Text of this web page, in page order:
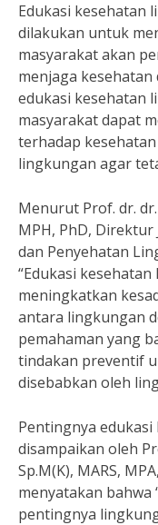
Edukasi kesehatan
dilakukan untuk
masyarakat akan
menjaga
edukasi kesehatan
masyarakat dapat
terhadap
lingkungan agar
Menurut Prof. dr.
MPH, PhD,
dan Penyehatan
“Edukasi
meningkatkan
antara lingkungan
pemahaman yang
tindakan preventif
disebabkan oleh
Pentingnya
disampaikan oleh
Sp.M(K), MARS,
menyatakan bahwa
pentingnya